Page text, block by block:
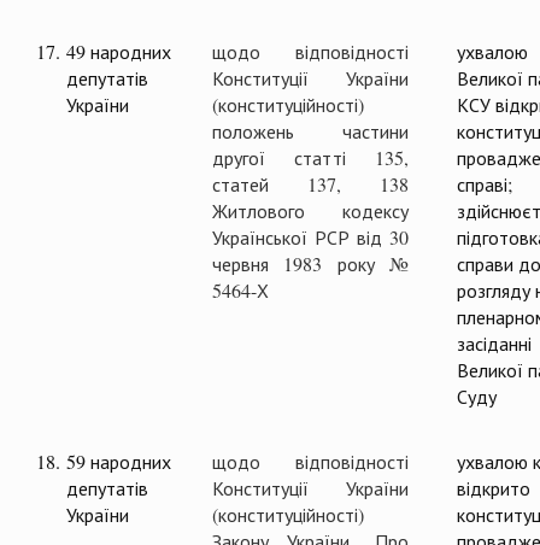
17. 49 народних
депутатів
України
щодо відповідності
Конституції України
(конституційності)
положень частини
другої статті 135,
статей 137, 138
Житлового кодексу
Української РСР від 30
червня 1983 року №
5464-Х
ухвалою
Великої
КСУ
справі;
справи до
розгляду
засіданні
Великої
Суду
18. 59 народних
депутатів
України
щодо відповідності
Конституції України
(конституційності)
ухвалою
відкрито